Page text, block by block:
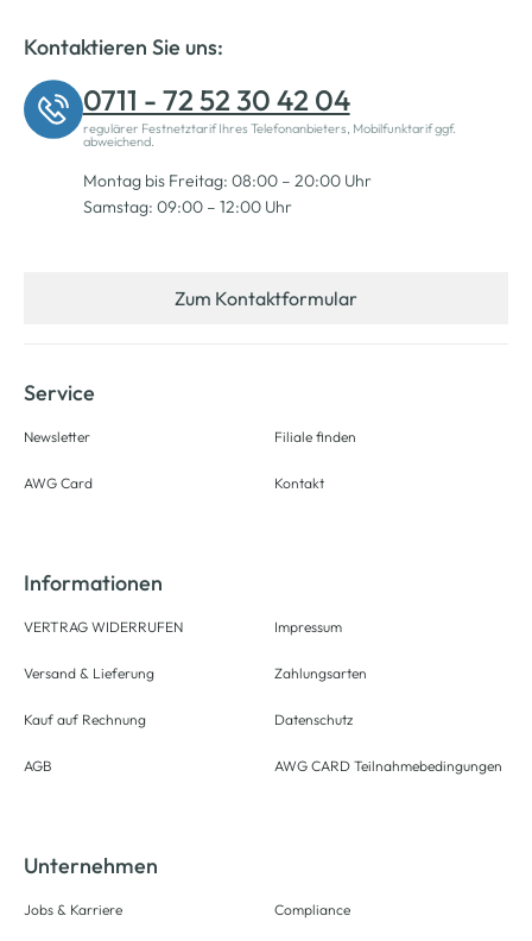
Kontaktieren Sie uns:
0711 - 72 52 30 42 04
regulärer Festnetztarif Ihres Telefonanbieters, Mobilfunktarif ggf.
abweichend.
Montag bis Freitag: 08:00 – 20:00 Uhr
Samstag: 09:00 – 12:00 Uhr
Zum Kontaktformular
Service
Newsletter
AWG Card
Filiale finden
Kontakt
Informationen
VERTRAG WIDERRUFEN
Versand & Lieferung
Kauf auf Rechnung
AGB
Impressum
Zahlungsarten
Datenschutz
AWG CARD Teilnahmebedingungen
Unternehmen
Jobs & Karriere Compliance